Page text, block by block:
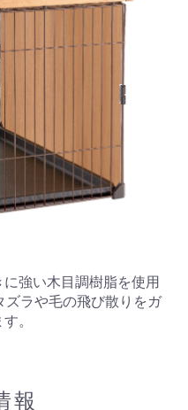
強い木目調樹脂を使用
ズラや毛の飛び散りをガ
。
報